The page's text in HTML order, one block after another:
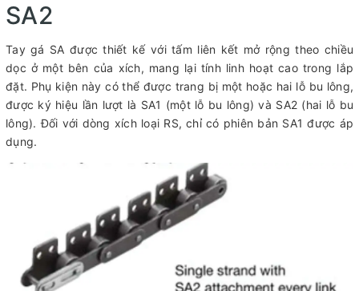
SA2
Tay gá SA được thiết kế với tấm liên kết mở rộng theo chiều
dọc ở một bên của xích, mang lại tính linh hoạt cao trong lắp
đặt. Phụ kiện này có thể được trang bị một hoặc hai lỗ bu lông,
được ký hiệu lần lượt là SA1 (một lỗ bu lông) và SA2 (hai lỗ bu
lông). Đối với dòng xích loại RS, chỉ có phiên bản SA1 được áp
dụng.